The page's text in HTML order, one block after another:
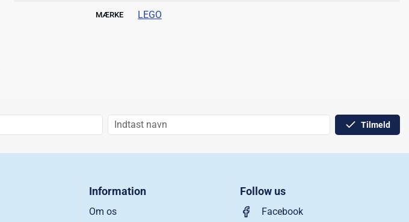
MÆRKE LEGO
Tilmeld
Information
Om os
Follow us
Facebook